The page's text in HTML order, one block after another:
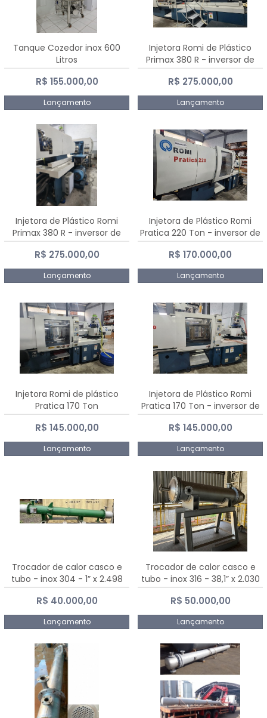
Tanque Cozedor inox 600
Litros
R$ 155.000,00
Lançamento
Injetora Romi de Plástico
Primax 380 R - inversor de
frequência NR 12 - 2008
R$ 275.000,00
Lançamento
Injetora de Plástico Romi
Primax 380 R - inversor de
frequência NR 12
R$ 275.000,00
Lançamento
Injetora de Plástico Romi
Pratica 220 Ton - inversor de
frequência NR 12
R$ 170.000,00
Lançamento
Injetora Romi de plástico
Pratica 170 Ton
R$ 145.000,00
Lançamento
Injetora de Plástico Romi
Pratica 170 Ton - inversor de
frequência NR 12
R$ 145.000,00
Lançamento
Trocador de calor casco e
tubo - inox 304 - 1” x 2.498
mm
R$ 40.000,00
Lançamento
Trocador de calor casco e
tubo - inox 316 - 38,1” x 2.030
mm
R$ 50.000,00
Lançamento